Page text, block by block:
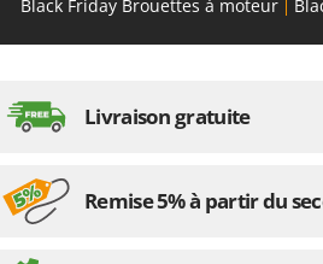
Black Friday Brouettes à moteur
Livraison gratuite
Remise 5% à partir du